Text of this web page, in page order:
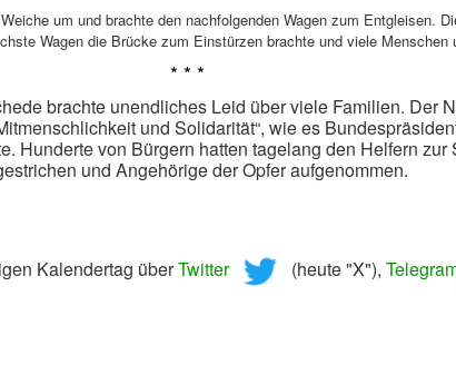
um und brachte den nachfolgenden Wagen zum Entgleisen.
Wagen die Brücke zum Einstürzen brachte und viele Menschen
* * *
brachte unendliches Leid über viele Familien. Der
und Solidarität“, wie es
Hunderte von Bürgern hatten tagelang den Helfern zur
und Angehörige der Opfer aufgenommen.
Kalendertag überTwitter (heute "X"),